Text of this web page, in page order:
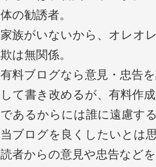
体の勧誘者。
家族がいないから、オレオ
欺は無関係。
有料ブログなら意見・忠告
して書き改めるが、有料作
であるからには誰に遠慮す
当ブログを良くしたいとは
読者からの意見や忠告など